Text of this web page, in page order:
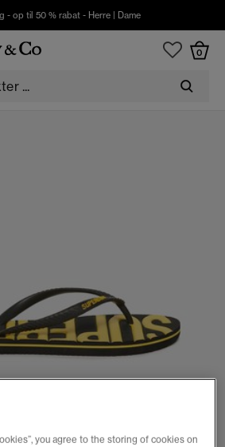
- op til 50 % rabat - Herre| Dame
0
you agree to the storing of cookies on